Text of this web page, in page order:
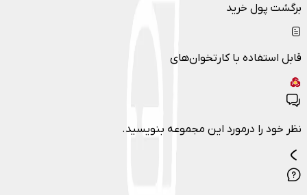
برگشت پول خرید
قابل استفاده با کارتخوان‌های
نظر خود را درمورد این مجموعه بنویسید.